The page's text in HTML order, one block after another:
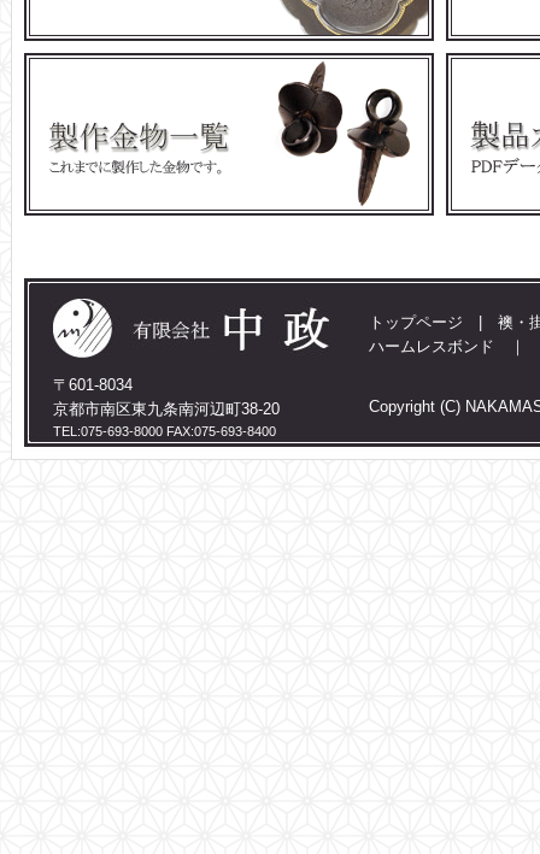
〒601-8034
京都市南区東九条南河辺町38-20
TEL:075-693-8000 FAX:075-693-8400
トップページ
襖・
ハームレスボンド ｜
Copyright (C)